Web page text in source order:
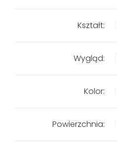
Kształt:
Wygląd:
Kolor:
Powierzchnia: